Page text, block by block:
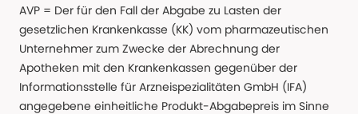
AVP = Der für den Fall der Abgabe zu Lasten der
gesetzlichen Krankenkasse (KK) vom pharmazeutischen
Unternehmer zum Zwecke der Abrechnung der
Apotheken mit den Krankenkassen gegenüber der
Informationsstelle für Arzneispezialitäten GmbH (IFA)
angegebene einheitliche Produkt-Abgabepreis im Sinne